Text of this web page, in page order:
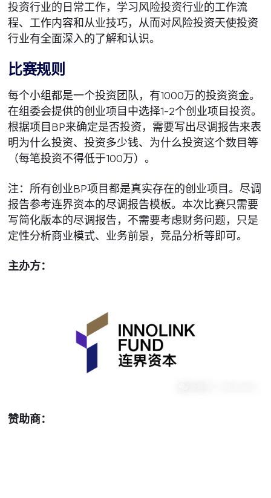
投资行业的日常工作，学习风险投资行业的工作流
程、工作内容和从业技巧，从而对风险投资天使投资
行业有全面深入的了解和认识。
比赛规则
每个小组都是一个投资团队，有1000万的投资资金。
在组委会提供的创业项目中选择1-2个创业项目投资。
根据项目BP来确定是否投资，需要写出尽调报告来表
明为什么投资、投资多少钱、为什么投资这个数目等
（每笔投资不得低于100万）。
注：所有创业BP项目都是真实存在的创业项目。尽调
报告参考连界资本的尽调报告模板。本次比赛只需要
写简化版本的尽调报告，不需要考虑财务问题，只是
定性分析商业模式、业务前景，竞品分析等即可。
主办方：
赞助商：